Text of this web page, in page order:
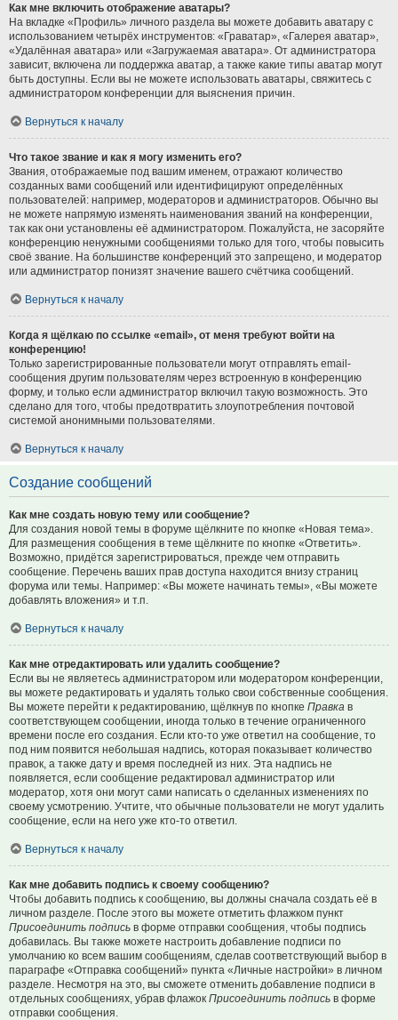
Как мне включить отображение аватары?
На вкладке «Профиль» личного раздела вы можете добавить аватару с
использованием четырёх инструментов: «Граватар», «Галерея аватар»,
«Удалённая аватара» или «Загружаемая аватара». От администратора
зависит, включена ли поддержка аватар, а также какие типы аватар могут
быть доступны. Если вы не можете использовать аватары, свяжитесь с
администратором конференции для выяснения причин.
Вернуться к началу
Что такое звание и как я могу изменить его?
Звания, отображаемые под вашим именем, отражают количество
созданных вами сообщений или идентифицируют определённых
пользователей: например, модераторов и администраторов. Обычно вы
не можете напрямую изменять наименования званий на конференции,
так как они установлены её администратором. Пожалуйста, не засоряйте
конференцию ненужными сообщениями только для того, чтобы повысить
своё звание. На большинстве конференций это запрещено, и модератор
или администратор понизят значение вашего счётчика сообщений.
Вернуться к началу
Когда я щёлкаю по ссылке «email», от меня требуют войти на
конференцию!
Только зарегистрированные пользователи могут отправлять email-
сообщения другим пользователям через встроенную в конференцию
форму, и только если администратор включил такую возможность. Это
сделано для того, чтобы предотвратить злоупотребления почтовой
системой анонимными пользователями.
Вернуться к началу
Создание сообщений
Как мне создать новую тему или сообщение?
Для создания новой темы в форуме щёлкните по кнопке «Новая тема».
Для размещения сообщения в теме щёлкните по кнопке «Ответить».
Возможно, придётся зарегистрироваться, прежде чем отправить
сообщение. Перечень ваших прав доступа находится внизу страниц
форума или темы. Например: «Вы можете начинать темы», «Вы можете
добавлять вложения» и т.п.
Вернуться к началу
Как мне отредактировать или удалить сообщение?
Если вы не являетесь администратором или модератором конференции,
вы можете редактировать и удалять только свои собственные сообщения.
Вы можете перейти к редактированию, щёлкнув по кнопке Правка в
соответствующем сообщении, иногда только в течение ограниченного
времени после его создания. Если кто-то уже ответил на сообщение, то
под ним появится небольшая надпись, которая показывает количество
правок, а также дату и время последней из них. Эта надпись не
появляется, если сообщение редактировал администратор или
модератор, хотя они могут сами написать о сделанных изменениях по
своему усмотрению. Учтите, что обычные пользователи не могут удалить
сообщение, если на него уже кто-то ответил.
Вернуться к началу
Как мне добавить подпись к своему сообщению?
Чтобы добавить подпись к сообщению, вы должны сначала создать её в
личном разделе. После этого вы можете отметить флажком пункт
Присоединить подпись в форме отправки сообщения, чтобы подпись
добавилась. Вы также можете настроить добавление подписи по
умолчанию ко всем вашим сообщениям, сделав соответствующий выбор в
параграфе «Отправка сообщений» пункта «Личные настройки» в личном
разделе. Несмотря на это, вы сможете отменить добавление подписи в
отдельных сообщениях, убрав флажок Присоединить подпись в форме
отправки сообщения.